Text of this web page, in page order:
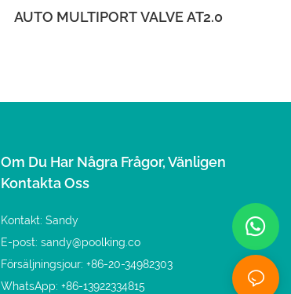
AUTO MULTIPORT VALVE AT2.0
Om Du Har Några Frågor, Vänligen
Kontakta Oss
Kontakt: Sandy
E-post:sandy@poolking.co
Försäljningsjour: +86-20-34982303
WhatsApp: +86-13922334815